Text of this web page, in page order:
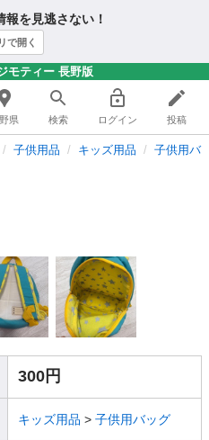
を見逃さない！
で開く
モティー 長野版
県 検索 ログイン 投稿
子供用品 キッズ用品 子供用バ
300円
キッズ用品 > 子供用バッグ